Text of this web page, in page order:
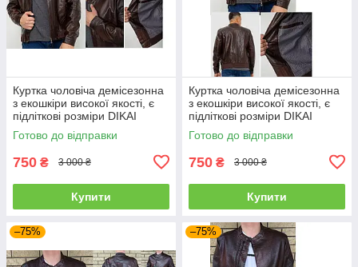
Куртка чоловіча демісезонна
з екошкіри високої якості, є
підліткові розміри DIKAI
Готово до відправки
750 ₴ 3 000 ₴
Купити
Куртка чоловіча демісезонна
з екошкіри високої якості, є
підліткові розміри DIKAI
Готово до відправки
750 ₴ 3 000 ₴
Купити
–75% –75%